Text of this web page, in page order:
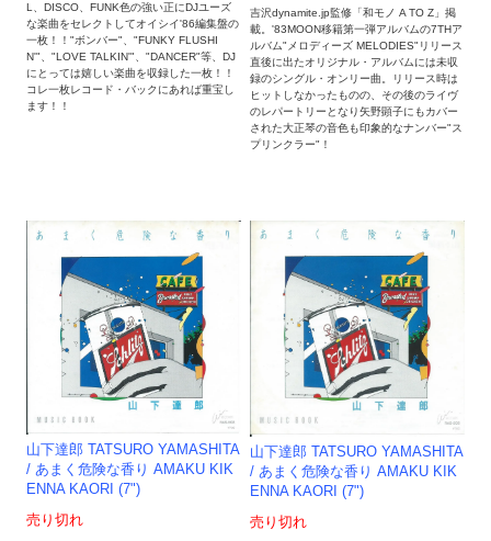
L、DISCO、FUNK色の強い正にDJユーズ
な楽曲をセレクトしてオイシイ'86編集盤の
一枚！！"ボンバー"、"FUNKY FLUSHI
N'"、"LOVE TALKIN'"、"DANCER"等、DJ
にとっては嬉しい楽曲を収録した一枚！！
コレ一枚レコード・バックにあれば重宝し
ます！！
吉沢dynamite.jp監修「和モノ A TO Z」掲
載。'83MOON移籍第一弾アルバムの7THア
ルバム"メロディーズ MELODIES"リリース
直後に出たオリジナル・アルバムには未収
録のシングル・オンリー曲。リリース時は
ヒットしなかったものの、その後のライヴ
のレパートリーとなり矢野顕子にもカバー
された大正琴の音色も印象的なナンバー"ス
プリンクラー"！
山下達郎 TATSURO YAMASHITA
/ あまく危険な香り AMAKU KIK
ENNA KAORI (7")
売り切れ
山下達郎 TATSURO YAMASHITA
/ あまく危険な香り AMAKU KIK
ENNA KAORI (7")
売り切れ